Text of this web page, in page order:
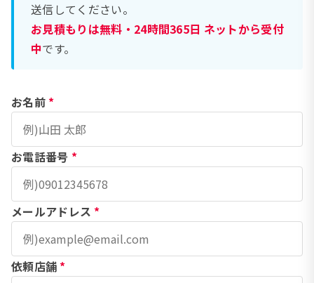
送信してください。
お見積もりは無料・24時間365日 ネットから受付
中です。
お名前 *
お電話番号 *
メールアドレス *
依頼店舗 *